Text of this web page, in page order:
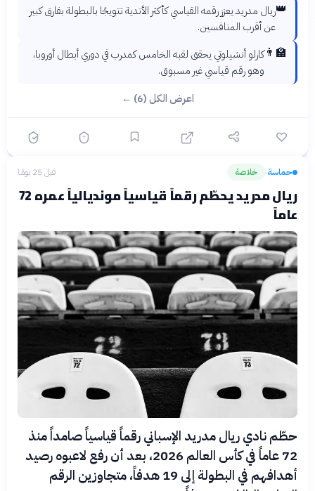
👑ريال مدريد يعزز رقمه القياسي كأكثر الأندية تتويجًا بالبطولة بفارق كبير
عن أقرب المنافسين.
👨‍🏫كارلو أنشيلوتي يحقق لقبه الخامس كمدرب في دوري أبطال أوروبا،
وهو رقم قياسي غير مسبوق.
اعرض الكل (6) ←
حماسة› خلاصة قبل 25 يومًا
ريال مدريد يحطّم رقماً قياسياً مونديالياً عمره 72
عاماً
حطّم نادي ريال مدريد الإسباني رقماً قياسياً صامداً منذ
72 عاماً في كأس العالم 2026، بعد أن رفع لاعبوه رصيد
أهدافهم في البطولة إلى 19 هدفاً، متجاوزين الرقم